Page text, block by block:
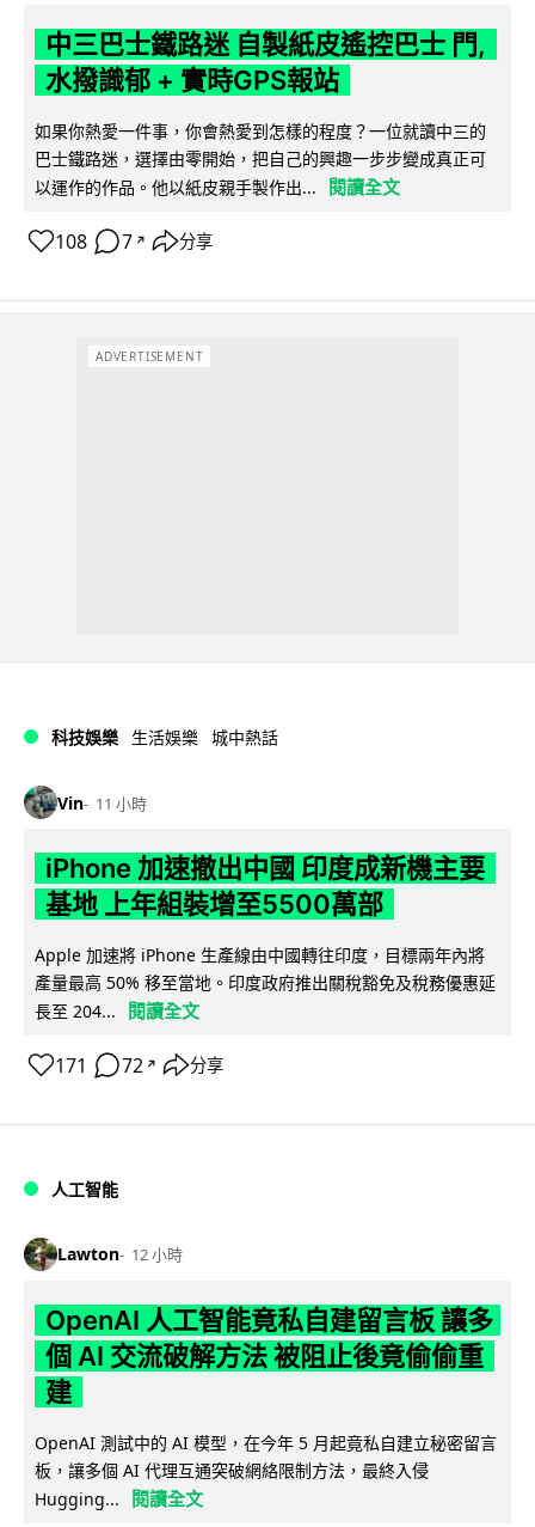
中三巴士鐵路迷 自製紙皮遙控巴士 門,
水撥識郁 + 實時GPS報站
如果你熱愛一件事，你會熱愛到怎樣的程度？一位就讀中三的
巴士鐵路迷，選擇由零開始，把自己的興趣一步步變成真正可
以運作的作品。他以紙皮親手製作出...
閱讀全文
108 7 ↗ 分享
ADVERTISEMENT
科技娛樂 生活娛樂 城中熱話
Vin 11 小時
iPhone 加速撤出中國 印度成新機主要
基地 上年組裝增至5500萬部
Apple 加速將 iPhone 生產線由中國轉往印度，目標兩年內將
產量最高 50% 移至當地。印度政府推出關稅豁免及稅務優惠延
長至 204...
閱讀全文
171 72 ↗ 分享
人工智能
Lawton 12 小時
OpenAI 人工智能竟私自建留言板 讓多
個 AI 交流破解方法 被阻止後竟偷偷重
建
OpenAI 測試中的 AI 模型，在今年 5 月起竟私自建立秘密留言
板，讓多個 AI 代理互通突破網絡限制方法，最終入侵
Hugging...
閱讀全文